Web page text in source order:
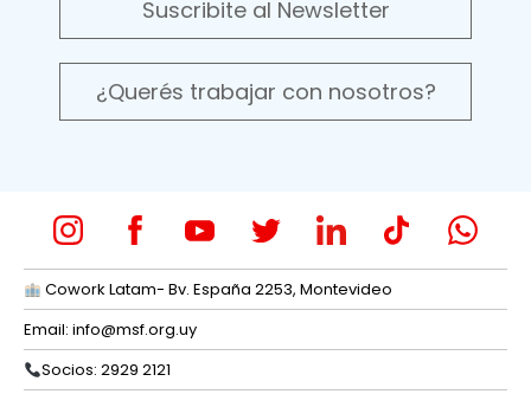
Suscribite al Newsletter
¿Querés trabajar con nosotros?
Cowork Latam- Bv. España 2253, Montevideo
Email: info@msf.org.uy
Socios: 2929 2121